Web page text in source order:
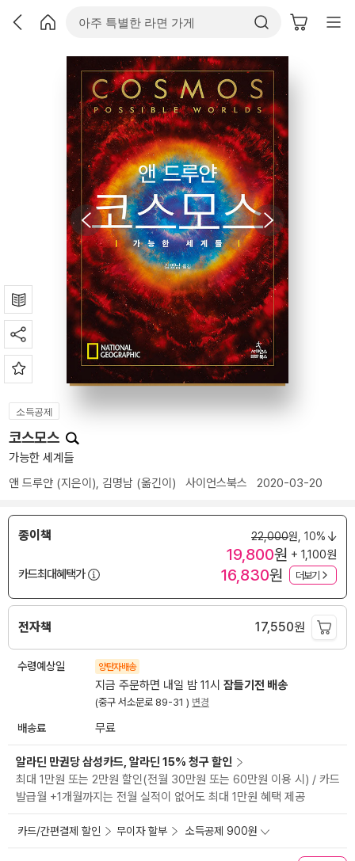
소득공제
코스모스
가능한 세계들
앤 드루얀 (지은이), 김명남 (옮긴이) 사이언스북스 2020-03-20
종이책 22,000원, 10%
19,800원 + 1,100원
카드최대혜택가
16,830원 더보기
전자책 17,550원
수령예상일 양탄자배송
지금 주문하면 내일 밤 11시 잠들기전 배송
(중구 서소문로 89-31 ) 변경
배송료 무료
알라딘 만권당 삼성카드, 알라딘 15% 청구 할인
최대 1만원 또는 2만원 할인(전월 30만원 또는 60만원 이용 시) / 카드
발급월 +1개월까지는 전월 실적이 없어도 최대 1만원 혜택 제공
카드/간편결제 할인 무이자 할부 소득공제 900원